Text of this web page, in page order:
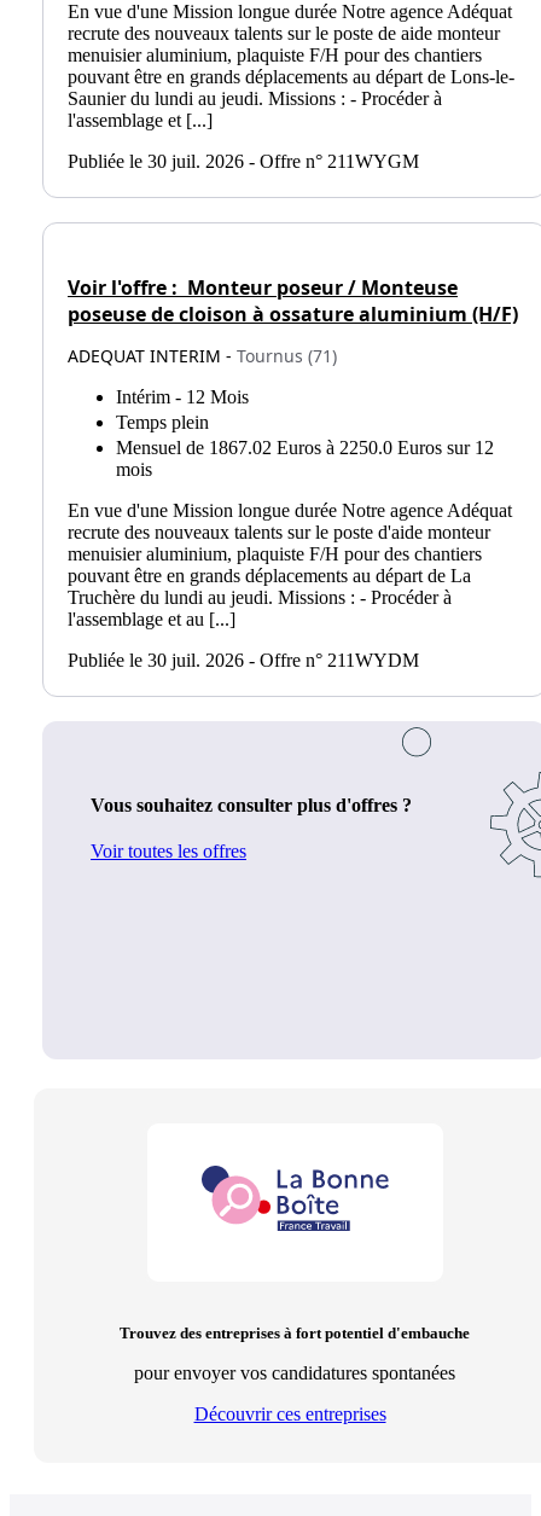
En vue d'une Mission longue durée Notre agence Adéquat
recrute des nouveaux talents sur le poste de aide monteur
menuisier aluminium, plaquiste F/H pour des chantiers
pouvant être en grands déplacements au départ de Lons-le-
Saunier du lundi au jeudi. Missions : - Procéder à
l'assemblage et [...]
Publiée le 30 juil. 2026 - Offre n° 211WYGM
Voir l'offre : Monteur poseur / Monteuse
poseuse de cloison à ossature aluminium (H/F)
ADEQUAT INTERIM - Tournus (71)
Intérim - 12 Mois
Temps plein
Mensuel de 1867.02 Euros à 2250.0 Euros sur 12
mois
En vue d'une Mission longue durée Notre agence Adéquat
recrute des nouveaux talents sur le poste d'aide monteur
menuisier aluminium, plaquiste F/H pour des chantiers
pouvant être en grands déplacements au départ de La
Truchère du lundi au jeudi. Missions : - Procéder à
l'assemblage et au [...]
Publiée le 30 juil. 2026 - Offre n° 211WYDM
Vous souhaitez consulter plus d'offres ?
Voir toutes les offres
Trouvez des entreprises à fort potentiel d'embauche
pour envoyer vos candidatures spontanées
Découvrir ces entreprises